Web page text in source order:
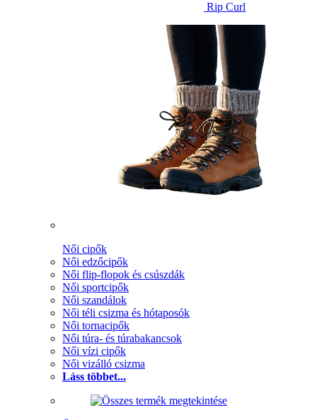
Rip Curl
Női cipők
Női edzőcipők
Női flip-flopok és csúszdák
Női sportcipők
Női szandálok
Női téli csizma és hótaposók
Női tornacipők
Női túra- és túrabakancsok
Női vízi cipők
Női vizálló csizma
Láss többet...